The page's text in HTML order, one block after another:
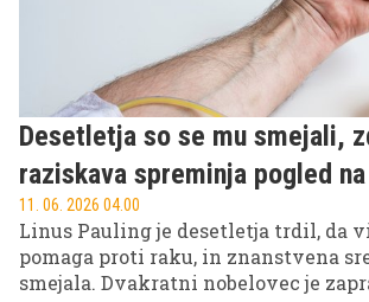
Desetletja so se mu smejali,
raziskava spreminja pogled
11. 06. 2026 04.00
Linus Pauling je desetletja trdil, da
pomaga proti raku, in znanstvena
smejala. Dvakratni nobelovec je